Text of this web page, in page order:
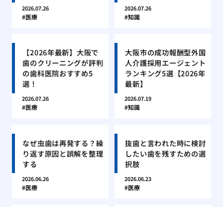
2026.07.26
医療
2026.07.26
知識
【2026年最新】大阪で
歯のクリーニングが評判
の歯科医院おすすめ5
選！
2026.07.26
医療
大阪市の成功報酬型外国
人介護採用エージェント
ランキング5選【2026年
最新】
2026.07.19
知識
なぜ虫歯は再発する？繰
り返す原因と誤解を整理
する
2026.06.26
医療
抜歯と言われた時に検討
したい歯を残すための選
択肢
2026.06.23
医療